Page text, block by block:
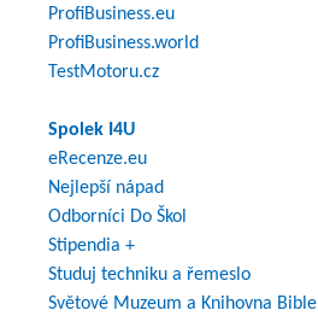
ProfiBusiness.eu
ProfiBusiness.world
TestMotoru.cz
Spolek I4U
eRecenze.eu
Nejlepší nápad
Odborníci Do Škol
Stipendia +
Studuj techniku a řemeslo
Světové Muzeum a Knihovna Bible